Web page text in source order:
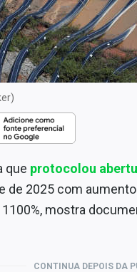
que protocolou
de 2025 com
1100%, mostra
CONTINUA DEPOIS DA